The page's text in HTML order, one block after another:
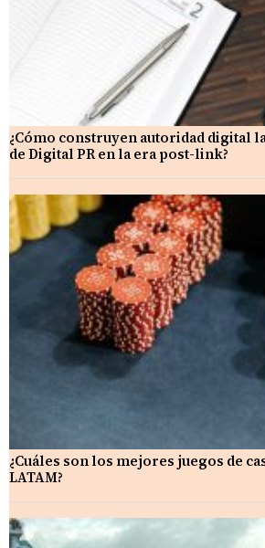
¿Cómo construyen autoridad digital
de Digital PR en la era post-link?
¿Cuáles son los mejores juegos de
LATAM?